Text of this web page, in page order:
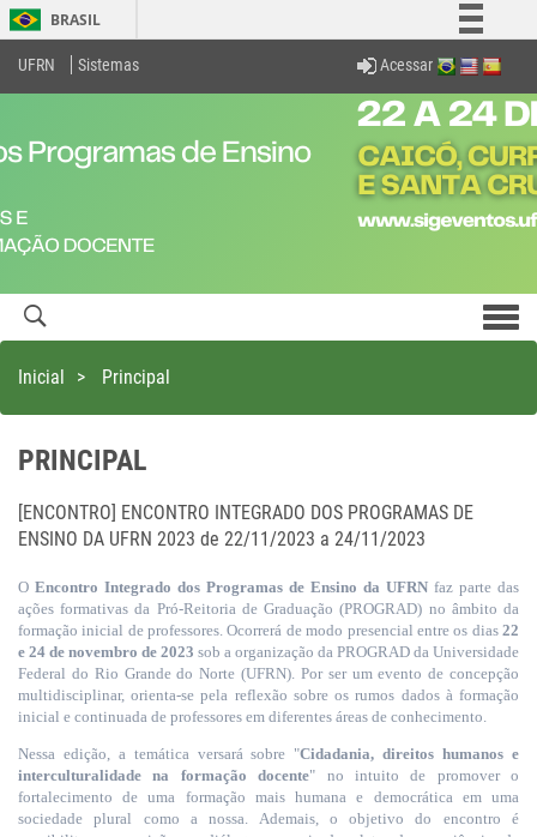
BRASIL
Simplifique!
Comunica BR
Participe
Acesso à informação
Legislação
UFRN Sistemas Acessar
Inicial > Principal
PRINCIPAL
[ENCONTRO] ENCONTRO INTEGRADO DOS PROGRAMAS DE
ENSINO DA UFRN 2023 de 22/11/2023 a 24/11/2023
O Encontro Integrado dos Programas de Ensino da UFRN faz parte das
ações formativas da Pró-Reitoria de Graduação (PROGRAD) no âmbito da
formação inicial de professores. Ocorrerá de modo presencial entre os dias 22
e 24 de novembro de 2023 sob a organização da PROGRAD da Universidade
Federal do Rio Grande do Norte (UFRN). Por ser um evento de concepção
multidisciplinar, orienta-se pela reflexão sobre os rumos dados à formação
inicial e continuada de professores em diferentes áreas de conhecimento.
Nessa edição, a temática versará sobre "Cidadania, direitos humanos e
interculturalidade na formação docente" no intuito de promover o
fortalecimento de uma formação mais humana e democrática em uma
sociedade plural como a nossa. Ademais, o objetivo do encontro é